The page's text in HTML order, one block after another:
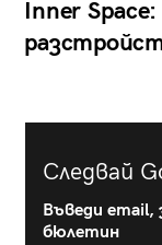
Inner
Следвай
Въведи email,
бюлетин